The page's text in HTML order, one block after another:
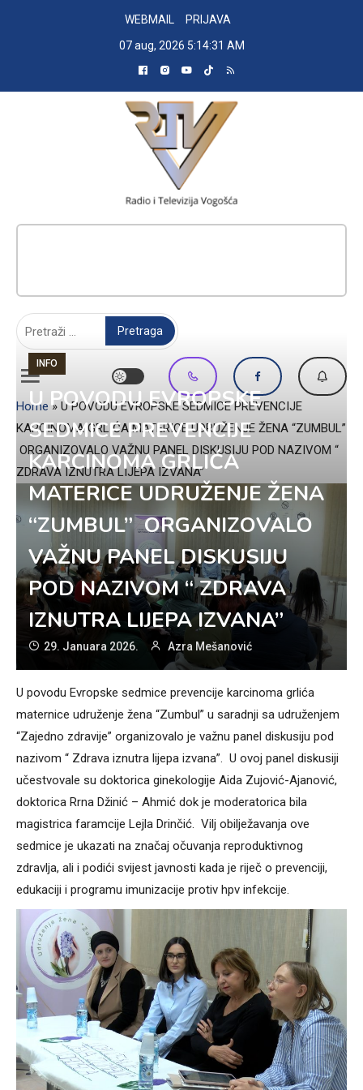
WEBMAIL
PRIJAVA
07 aug, 2026 5:14:32 AM
Home » U POVODU EVROPSKE SEDMICE PREVENCIJE
KARCINOMA GRLIĆA MATERICE UDRUŽENJE ŽENA “ZUMBUL”
ORGANIZOVALO VAŽNU PANEL DISKUSIJU POD NAZIVOM “
ZDRAVA IZNUTRA LIJEPA IZVANA”
INFO
U POVODU EVROPSKE
SEDMICE PREVENCIJE
KARCINOMA GRLIĆA
MATERICE UDRUŽENJE ŽENA
“ZUMBUL” ORGANIZOVALO
VAŽNU PANEL DISKUSIJU
POD NAZIVOM “ ZDRAVA
IZNUTRA LIJEPA IZVANA”
29. Januara 2026. Azra Mešanović
U povodu Evropske sedmice prevencije karcinoma grlića
maternice udruženje žena “Zumbul” u saradnji sa udruženjem
“Zajedno zdravije” organizovalo je važnu panel diskusiju pod
nazivom “ Zdrava iznutra lijepa izvana”. U ovoj panel diskusiji
učestvovale su doktorica ginekologije Aida Zujović-Ajanović,
doktorica Rrna Džinić – Ahmić dok je moderatorica bila
magistrica faramcije Lejla Drinčić. Vilj obilježavanja ove
sedmice je ukazati na značaj očuvanja reproduktivnog
zdravlja, ali i podići svijest javnosti kada je riječ o prevenciji,
edukaciji i programu imunizacije protiv hpv infekcije.